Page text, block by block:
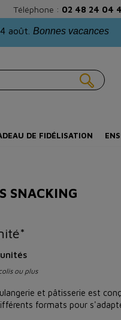
Téléphone : 02 48 24 04
août. Bonnes vacances
DE FIDÉLISATION
SNACKING
ou plus
et pâtisserie est
formats pour